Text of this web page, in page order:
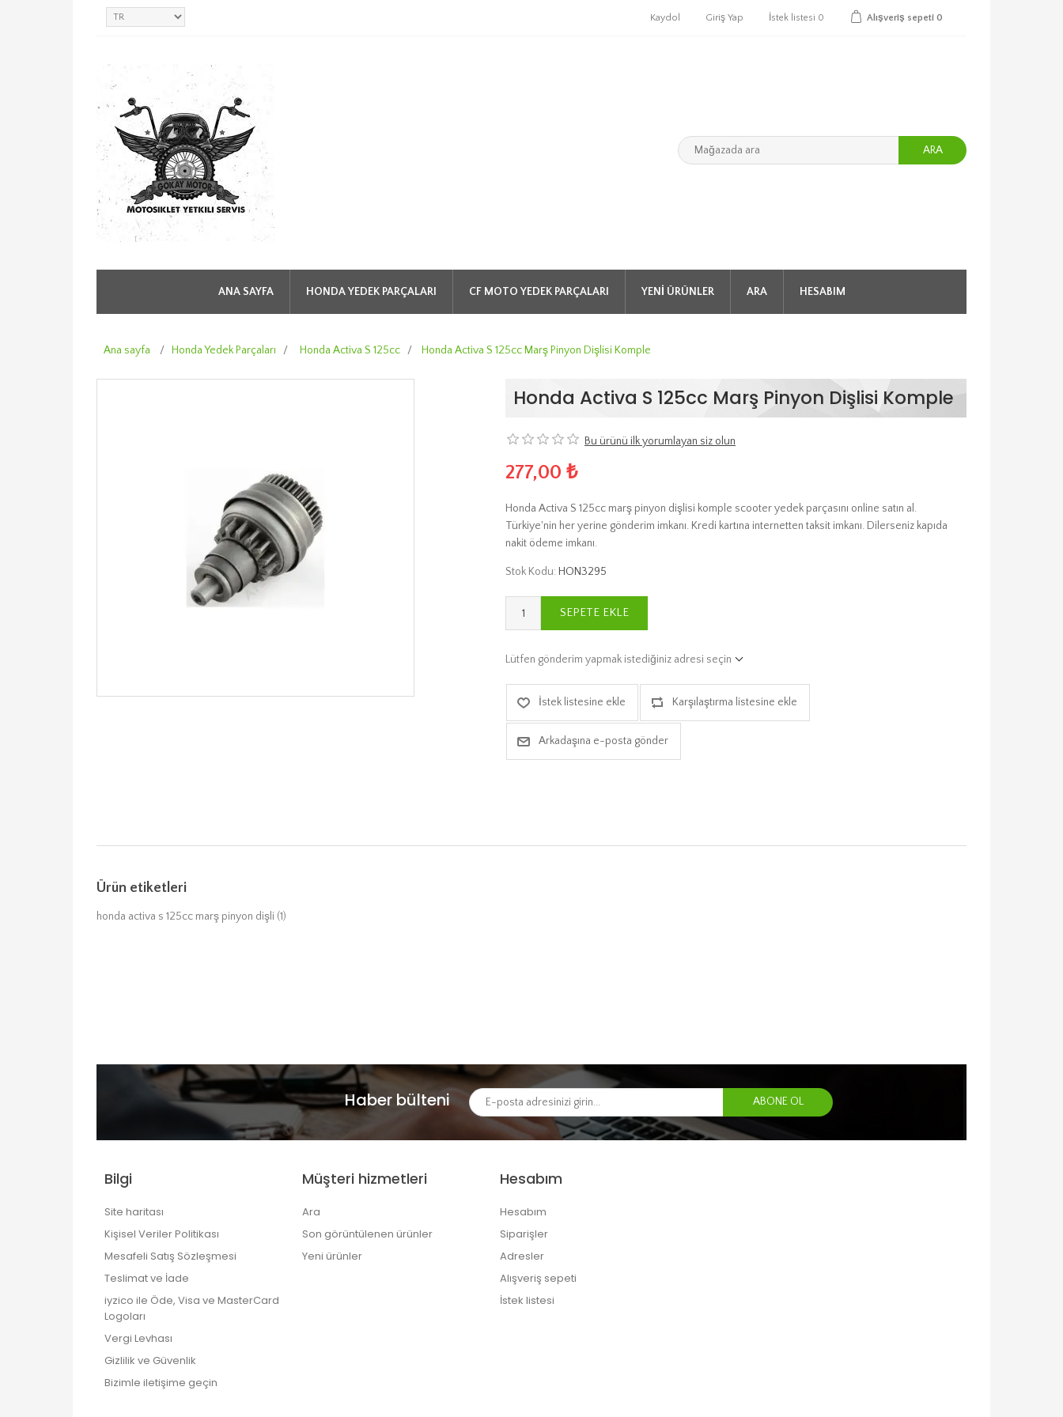
Kaydol Giriş Yap İstek listesi 0 Alışveriş sepeti 0
ARA
ANA SAYFA HONDA YEDEK PARÇALARI CF MOTO YEDEK PARÇALARI YENI ÜRÜNLER ARA HESABIM
Ana sayfa / Honda Yedek Parçaları / Honda Activa S 125cc / Honda Activa S 125cc Marş Pinyon Dişlisi Komple
Honda Activa S 125cc Marş Pinyon Dişlisi Komple
Bu ürünü ilk yorumlayan siz olun
277,00 ₺
Honda Activa S 125cc marş pinyon dişlisi komple scooter yedek parçasını online satın al.
Türkiye'nin her yerine gönderim imkanı. Kredi kartına internetten taksit imkanı. Dilerseniz kapıda
nakit ödeme imkanı.
Stok Kodu: HON3295
SEPETE EKLE
Lütfen gönderim yapmak istediğiniz adresi seçin
İstek listesine ekle Karşılaştırma listesine ekle
Arkadaşına e-posta gönder
Ürün etiketleri
honda activa s 125cc marş pinyon dişli (1)
Haber bülteni
Bilgi
Site haritası
Kişisel Veriler Politikası
Mesafeli Satış Sözleşmesi
Teslimat ve İade
iyzico ile Öde, Visa ve MasterCard
Logoları
Vergi Levhası
Gizlilik ve Güvenlik
Bizimle iletişime geçin
Müşteri hizmetleri
Ara
Son görüntülenen ürünler
Yeni ürünler
Hesabım
Hesabım
Siparişler
Adresler
Alışveriş sepeti
İstek listesi